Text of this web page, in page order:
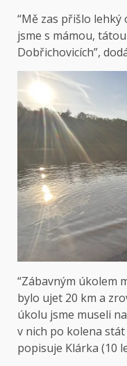
“Mě zas přišlo
jsme s mámou,
Dobřichovicích”,
“Zábavným úkolem
bylo ujet 20 km a
úkolu jsme museli
v nich po kolena
popisuje Klárka (10